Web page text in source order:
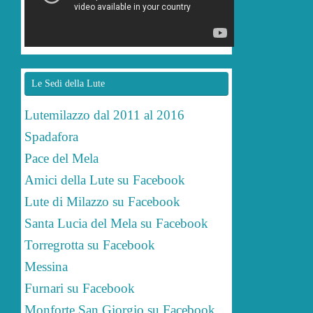
Le Sedi della Lute
Lutemilazzo dal 2011 al 2016
Spadafora
Pace del Mela
Amici della Lute su Facebook
Lute di Milazzo su Facebook
Santa Lucia del Mela su Facebook
Torregrotta su Facebook
Messina
Furnari su Facebook
Monforte San Giorgio su Facebook